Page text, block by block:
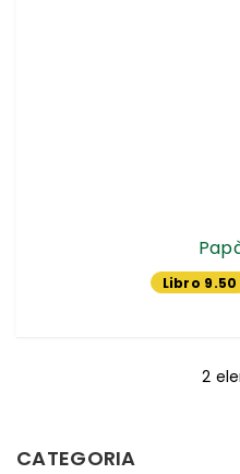
Libro 9.50
2
CATEGORIA